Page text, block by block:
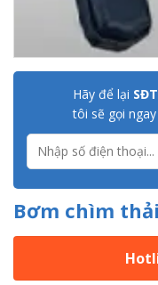
Hãy để lại
tôi sẽ gọi
Bơm chìm